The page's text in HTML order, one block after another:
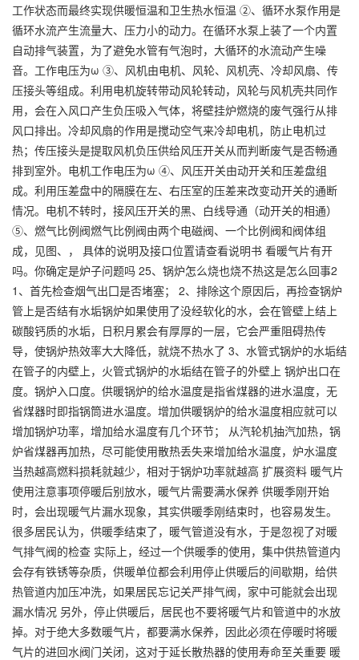
工作状态而最终实现供暖恒温和卫生热水恒温 ②、循环水泵作用是
循环水流产生流量大、压力小的动力。在循环水泵上装了一个内置
自动排气装置，为了避免水管有气泡时，大循环的水流动产生噪
音。工作电压为ω ③、风机由电机、风轮、风机壳、冷却风扇、传
压接头等组成。利用电机旋转带动风轮转动，风轮与风机壳共同作
用，会在入风口产生负压吸入气体，将壁挂炉燃烧的废气强行从排
风口排出。冷却风扇的作用是搅动空气来冷却电机，防止电机过
热；传压接头是提取风机负压供给风压开关从而判断废气是否畅通
排到室外。电机工作电压为ω ④、风压开关由动开关和压差盘组
成。利用压差盘中的隔膜在左、右压室的压差来改变动开关的通断
情况。电机不转时，接风压开关的黑、白线导通（动开关的相通）
⑤、燃气比例阀燃气比例阀由两个电磁阀、一个比例阀和阀体组
成，见图、， 具体的说明及接口位置请查看说明书 看暖气片有开
吗。你确定是炉子问题吗 25、锅炉怎么烧也烧不热这是怎么回事2
1、首先检查烟气出囗是否堵塞； 2、排除这个原因后，再捡查锅炉
管上是否结有水垢锅炉如果使用了没经软化的水，会在管壁上结上
碳酸钙质的水垢，日积月累会有厚厚的一层，它会严重阻碍热传
导，使锅炉热效率大大降低，就烧不热水了 3、水管式锅炉的水垢结
在管子的内壁上，火管式锅炉的水垢结在管子的外壁上 锅炉出口在
度。锅炉入口度。供暖锅炉的给水温度是指省煤器的进水温度，无
省煤器时即指锅筒进水温度。增加供暖锅炉的给水温度相应就可以
增加锅炉功率，增加给水温度有几个环节； 从汽轮机抽汽加热，锅
炉省煤器再加热，尽可能使用散热丢失来增加给水温度，炉水温度
当热越高燃料损耗就越少，相对于锅炉功率就越高 扩展资料 暖气片
使用注意事项停暖后别放水，暖气片需要满水保养 供暖季刚开始
时，会出现暖气片漏水现象，其实供暖季刚结束时，也容易发生。
很多居民认为，供暖季结束了，暖气管道没有水，于是忽视了对暖
气排气阀的检查 实际上，经过一个供暖季的使用，集中供热管道内
会存有铁锈等杂质，供暖单位都会利用停止供暖后的间歇期，给供
热管道内加压冲洗，如果居民忘记关严排气阀，家中可能就会出现
漏水情况 另外，停止供暖后，居民也不要将暖气片和管道中的水放
掉。对于绝大多数暖气片，都要满水保养，因此必须在停暖时将暖
气片的进回水阀门关闭，这对于延长散热器的使用寿命至关重要 暖